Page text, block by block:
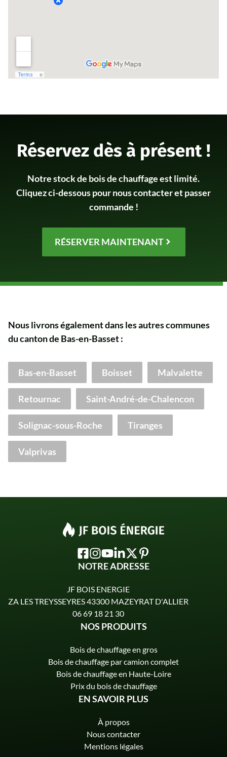
Réservez dès à présent !
Notre stock de bois de chauffage est limité.
Cliquez ci-dessous pour nous contacter et passer
commande !
RÉSERVER MAINTENANT
Nous livrons également dans les autres communes
du canton de Bas-en-Basset :
Bas-en-Basset Boisset Malvalette
Retournac Saint-André-de-Chalencon
Solignac-sous-Roche Tiranges
Valprivas
NOTRE ADRESSE
JF BOIS ENERGIE
ZA LES TREYSSEYRES 43300 MAZEYRAT D'ALLIER
06 69 18 21 30
NOS PRODUITS
Bois de chauffage en gros
Bois de chauffage par camion complet
Bois de chauffage en Haute-Loire
Prix du bois de chauffage
EN SAVOIR PLUS
À propos
Nous contacter
Mentions légales